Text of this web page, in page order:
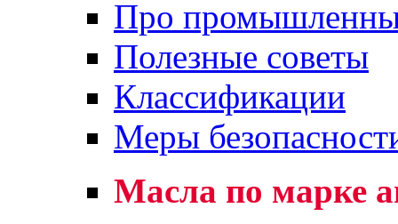
Про
Полезные советы
Классификации
Меры
Масла по марке